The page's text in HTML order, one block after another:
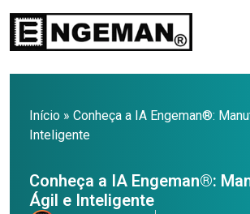
Início » Conheça a IA Engeman®:
Inteligente
Conheça a IA Engeman®:
Ágil e Inteligente